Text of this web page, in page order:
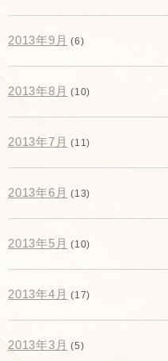
2013年9月 (6)
2013年8月 (10)
2013年7月 (11)
2013年6月 (13)
2013年5月 (10)
2013年4月 (17)
2013年3月 (5)